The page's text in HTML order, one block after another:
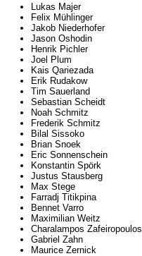
Lukas Majer
Felix Mühlinger
Jakob Niederhofer
Jason Oshodin
Henrik Pichler
Joel Plum
Kais Qariezada
Erik Rudakow
Tim Sauerland
Sebastian Scheidt
Noah Schmitz
Frederik Schmitz
Bilal Sissoko
Brian Snoek
Eric Sonnenschein
Konstantin Spörk
Justus Stausberg
Max Stege
Farradj Titikpina
Bennet Varro
Maximilian Weitz
Charalampos Zafeiropoulos
Gabriel Zahn
Maurice Zernick